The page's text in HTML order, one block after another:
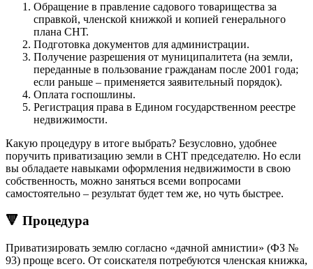
Обращение в правление садового товарищества за
справкой, членской книжкой и копией генерального
плана СНТ.
Подготовка документов для администрации.
Получение разрешения от муниципалитета (на земли,
переданные в пользование гражданам после 2001 года;
если раньше – применяется заявительный порядок).
Оплата госпошлины.
Регистрация права в Едином государственном реестре
недвижимости.
Какую процедуру в итоге выбрать? Безусловно, удобнее
поручить приватизацию земли в СНТ председателю. Но если
вы обладаете навыками оформления недвижимости в свою
собственность, можно заняться всеми вопросами
самостоятельно – результат будет тем же, но чуть быстрее.
🔻 Процедура
Приватизировать землю согласно «дачной амнистии» (ФЗ №
93) проще всего. От соискателя потребуются членская книжка,